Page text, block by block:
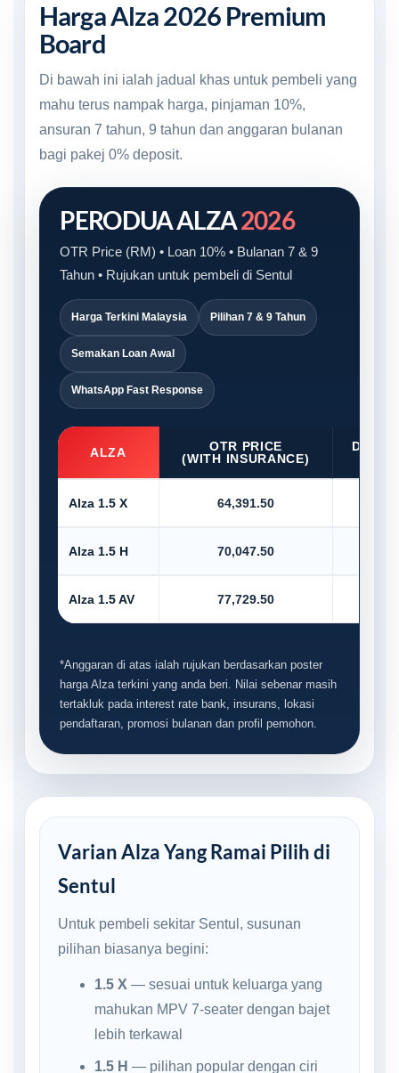
Harga Alza 2026 Premium
Board
Di bawah ini ialah jadual khas untuk pembeli yang
mahu terus nampak harga, pinjaman 10%,
ansuran 7 tahun, 9 tahun dan anggaran bulanan
bagi pakej 0% deposit.
PERODUA ALZA2026
OTR Price (RM) • Loan 10% • Bulanan 7 & 9
Tahun • Rujukan untuk pembeli di Sentul
Harga Terkini Malaysia Pilihan 7 & 9 Tahun
Semakan Loan Awal
WhatsApp Fast Response
ALZA
OTR PRICE
(WITH INSURANCE)
D/
Alza 1.5 X 64,391.50
Alza 1.5 H 70,047.50
Alza 1.5 AV 77,729.50
*Anggaran di atas ialah rujukan berdasarkan poster
harga Alza terkini yang anda beri. Nilai sebenar masih
tertakluk pada interest rate bank, insurans, lokasi
pendaftaran, promosi bulanan dan profil pemohon.
Varian Alza Yang Ramai Pilih di
Sentul
Untuk pembeli sekitar Sentul, susunan
pilihan biasanya begini:
1.5 X — sesuai untuk keluarga yang
mahukan MPV 7-seater dengan bajet
lebih terkawal
1.5 H — pilihan popular dengan ciri